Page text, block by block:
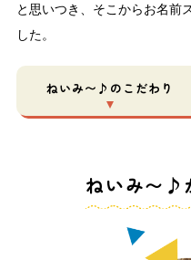
と思いつき、そこからお名前
した。
ねいみ〜♪のこだわり
ねいみ〜♪